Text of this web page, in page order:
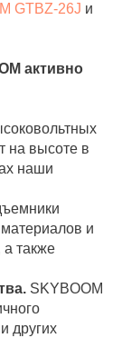
GTBZ-26J и
активно
на высоте в
наши
и
а также
SKYBOOM
других